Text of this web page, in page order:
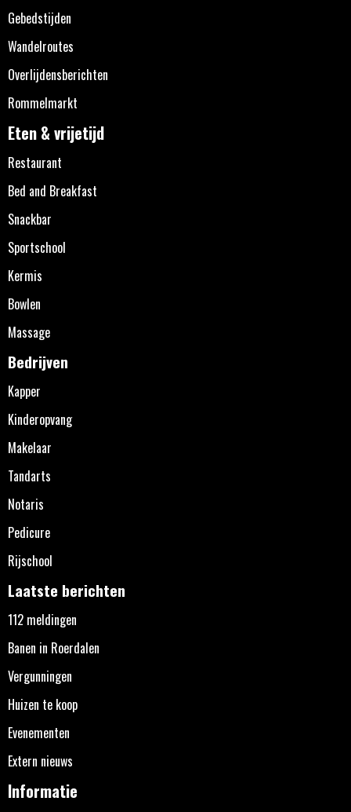
Gebedstijden
Wandelroutes
Overlijdensberichten
Rommelmarkt
Eten & vrijetijd
Restaurant
Bed and Breakfast
Snackbar
Sportschool
Kermis
Bowlen
Massage
Bedrijven
Kapper
Kinderopvang
Makelaar
Tandarts
Notaris
Pedicure
Rijschool
Laatste berichten
112 meldingen
Banen in Roerdalen
Vergunningen
Huizen te koop
Evenementen
Extern nieuws
Informatie